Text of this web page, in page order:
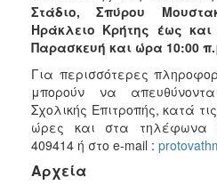
2016
2015
2013
Στάδιο, Σπύρου
Ηράκλειο Κρήτης έως
Παρασκευή και ώρα 10:00
Για περισσότερες
μπορούν να
Σχολικής Επιτροπής, κατά
ώρες και στα τηλέφωνα
409414 ή στο e-mail :
Αρχεία